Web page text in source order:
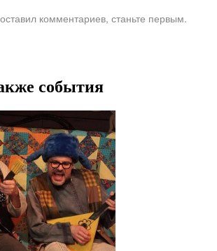
комментариев, станьте первым.
события